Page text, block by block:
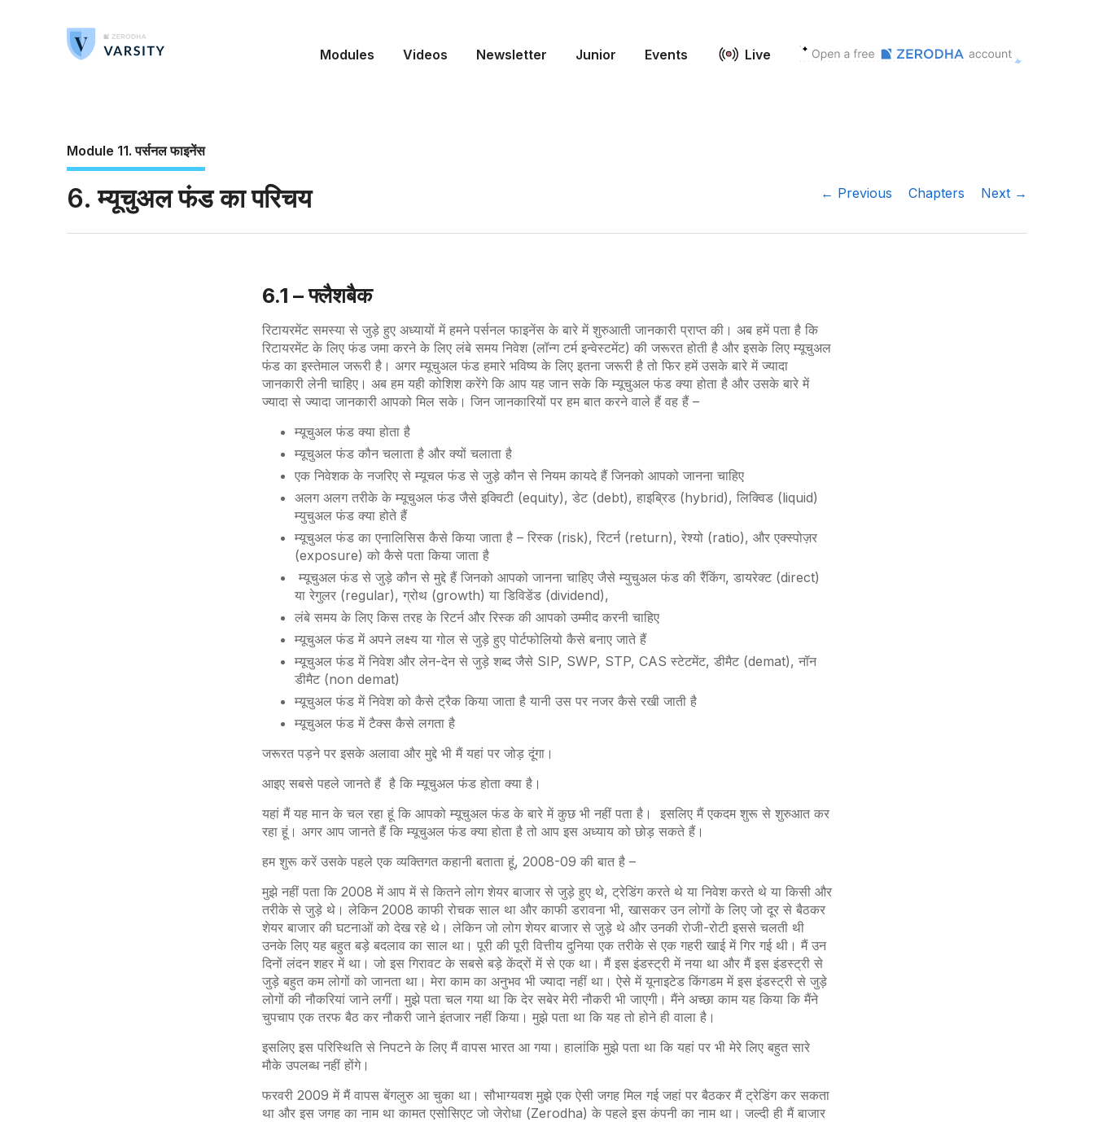
Modules Videos Newsletter Junior Events Live
Module 11. पर्सनल फाइनेंस
6. म्यूचुअल फंड का परिचय ← Previous Chapters Next →
6.1 – फ्लैशबैक
रिटायरमेंट समस्या से जुड़े हुए अध्यायों में हमने पर्सनल फाइनेंस के बारे में शुरुआती जानकारी प्राप्त की। अब हमें पता है कि
रिटायरमेंट के लिए फंड जमा करने के लिए लंबे समय निवेश (लॉन्ग टर्म इन्वेस्टमेंट) की जरूरत होती है और इसके लिए म्यूचुअल
फंड का इस्तेमाल जरूरी है। अगर म्यूचुअल फंड हमारे भविष्य के लिए इतना जरूरी है तो फिर हमें उसके बारे में ज्यादा
जानकारी लेनी चाहिए। अब हम यही कोशिश करेंगे कि आप यह जान सके कि म्यूचुअल फंड क्या होता है और उसके बारे में
ज्यादा से ज्यादा जानकारी आपको मिल सके। जिन जानकारियों पर हम बात करने वाले हैं वह हैं –
म्यूचुअल फंड क्या होता है
म्यूचुअल फंड कौन चलाता है और क्यों चलाता है
एक निवेशक के नजरिए से म्यूचल फंड से जुड़े कौन से नियम कायदे हैं जिनको आपको जानना चाहिए
अलग अलग तरीके के म्यूचुअल फंड जैसे इक्विटी (equity), डेट (debt), हाइब्रिड (hybrid), लिक्विड (liquid)
म्युचुअल फंड क्या होते हैं
म्यूचुअल फंड का एनालिसिस कैसे किया जाता है – रिस्क (risk), रिटर्न (return), रेश्यो (ratio), और एक्स्पोज़र
(exposure) को कैसे पता किया जाता है
म्यूचुअल फंड से जुड़े कौन से मुद्दे हैं जिनको आपको जानना चाहिए जैसे म्युचुअल फंड की रैंकिंग, डायरेक्ट (direct)
या रेगुलर (regular), ग्रोथ (growth) या डिविडेंड (dividend),
लंबे समय के लिए किस तरह के रिटर्न और रिस्क की आपको उम्मीद करनी चाहिए
म्यूचुअल फंड में अपने लक्ष्य या गोल से जुड़े हुए पोर्टफोलियो कैसे बनाए जाते हैं
म्यूचुअल फंड में निवेश और लेन-देन से जुड़े शब्द जैसे SIP, SWP, STP, CAS स्टेटमेंट, डीमैट (demat), नॉन
डीमैट (non demat)
म्यूचुअल फंड में निवेश को कैसे ट्रैक किया जाता है यानी उस पर नजर कैसे रखी जाती है
म्यूचुअल फंड में टैक्स कैसे लगता है
जरूरत पड़ने पर इसके अलावा और मुद्दे भी मैं यहां पर जोड़ दूंगा।
आइए सबसे पहले जानते हैं है कि म्यूचुअल फंड होता क्या है।
यहां मैं यह मान के चल रहा हूं कि आपको म्यूचुअल फंड के बारे में कुछ भी नहीं पता है। इसलिए मैं एकदम शुरू से शुरुआत कर
रहा हूं। अगर आप जानते हैं कि म्यूचुअल फंड क्या होता है तो आप इस अध्याय को छोड़ सकते हैं।
हम शुरू करें उसके पहले एक व्यक्तिगत कहानी बताता हूं, 2008-09 की बात है –
मुझे नहीं पता कि 2008 में आप में से कितने लोग शेयर बाजार से जुड़े हुए थे, ट्रेडिंग करते थे या निवेश करते थे या किसी और
तरीके से जुड़े थे। लेकिन 2008 काफी रोचक साल था और काफी डरावना भी, खासकर उन लोगों के लिए जो दूर से बैठकर
शेयर बाजार की घटनाओं को देख रहे थे। लेकिन जो लोग शेयर बाजार से जुड़े थे और उनकी रोजी-रोटी इससे चलती थी
उनके लिए यह बहुत बड़े बदलाव का साल था। पूरी की पूरी वित्तीय दुनिया एक तरीके से एक गहरी खाई में गिर गई थी। मैं उन
दिनों लंदन शहर में था। जो इस गिरावट के सबसे बड़े केंद्रों में से एक था। मैं इस इंडस्ट्री में नया था और मैं इस इंडस्ट्री से
जुड़े बहुत कम लोगों को जानता था। मेरा काम का अनुभव भी ज्यादा नहीं था। ऐसे में यूनाइटेड किंगडम में इस इंडस्ट्री से जुड़े
लोगों की नौकरियां जाने लगीं। मुझे पता चल गया था कि देर सबेर मेरी नौकरी भी जाएगी। मैंने अच्छा काम यह किया कि मैंने
चुपचाप एक तरफ बैठ कर नौकरी जाने इंतजार नहीं किया। मुझे पता था कि यह तो होने ही वाला है।
इसलिए इस परिस्थिति से निपटने के लिए मैं वापस भारत आ गया। हालांकि मुझे पता था कि यहां पर भी मेरे लिए बहुत सारे
मौके उपलब्ध नहीं होंगे।
फरवरी 2009 में मैं वापस बेंगलुरु आ चुका था। सौभाग्यवश मुझे एक ऐसी जगह मिल गई जहां पर बैठकर मैं ट्रेडिंग कर सकता
था और इस जगह का नाम था कामत एसोसिएट जो जेरोधा (Zerodha) के पहले इस कंपनी का नाम था। जल्दी ही मैं बाजार